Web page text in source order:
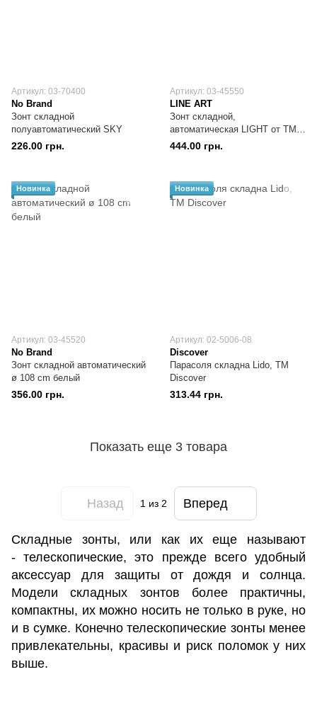
Артикул: 03-70400
No Brand
Зонт складной
полуавтоматический SKY
226.00 грн.
Артикул: 03-45550
LINE ART
Зонт складной,
автоматическая LIGHT от ТМ
"LINE ART"
444.00 грн.
Новинка
Артикул: 03-45520
No Brand
Зонт складной автоматический
ø 108 cm белый
356.00 грн.
Новинка
Артикул: 02-5006-08
Discover
Парасоля складна Lido, TM
Discover
313.44 грн.
Показать еще 3 товара
Назад 1 из 2 Вперед
Складные зонты, или как их еще называют
- телескопические, это прежде всего удобный
аксессуар для защиты от дождя и солнца.
Модели складных зонтов более практичны,
компактны, их можно носить не только в руке, но
и в сумке. Конечно телескопические зонты менее
привлекательны, красивы и риск поломок у них
выше.